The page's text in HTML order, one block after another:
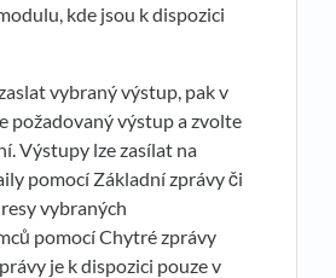
kde jsou k dispozici
vybraný výstup, pak v
požadovaný výstup a zvolte
Výstupy lze zasílat na
pomocí Základní zprávy či
vybraných
pomocí Chytré zprávy
je k dispozici pouze v